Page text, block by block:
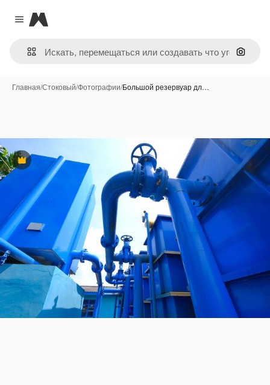
Close menu
Magnific
Поиск
Главная/Стоковый/Фотографии/Большой резервуар дл…
Премиум